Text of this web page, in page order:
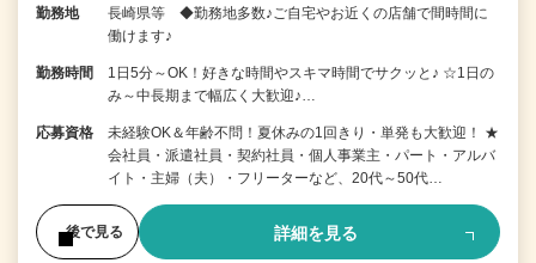
勤務地
長崎県等 ◆勤務地多数♪ご自宅やお近くの店舗で間時間に
働けます♪
勤務時間
1日5分～OK！好きな時間やスキマ時間でサクッと♪ ☆1日の
み～中長期まで幅広く大歓迎♪…
応募資格
未経験OK＆年齢不問！夏休みの1回きり・単発も大歓迎！ ★
会社員・派遣社員・契約社員・個人事業主・パート・アルバ
イト・主婦（夫）・フリーターなど、20代～50代…
後で見る 詳細を見る